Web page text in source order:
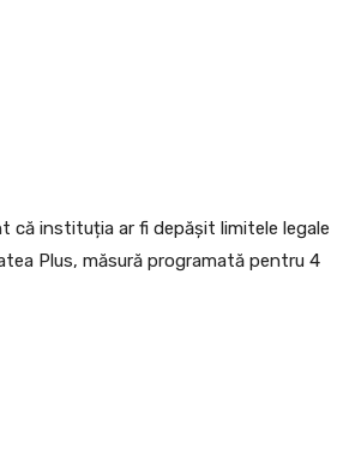
că instituția ar fi depășit limitele legale
Plus, măsură programată pentru 4